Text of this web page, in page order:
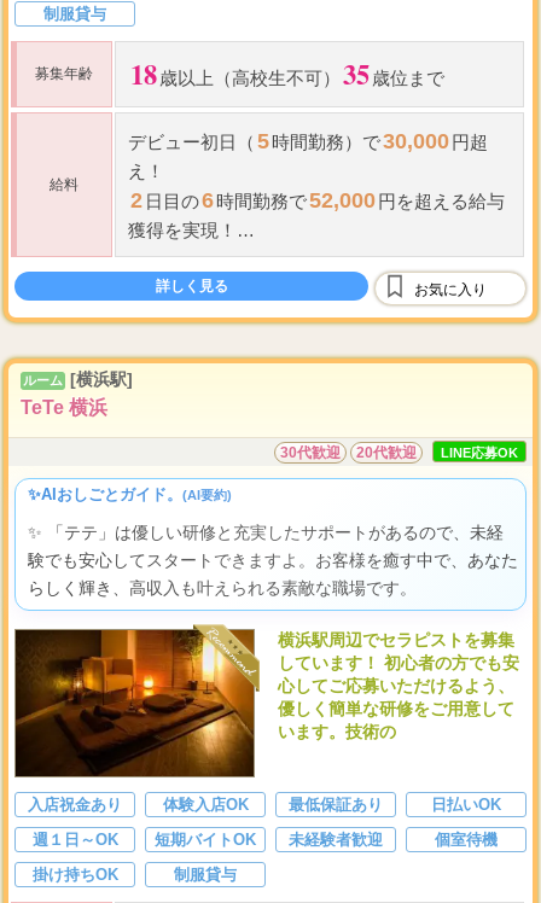
制服貸与
募集年齢 18歳以上（高校生不可） 35歳位まで
給料
デビュー初日（ 5時間勤務）で30,000円超
え！
2 日目の6時間勤務で52,000円を超える給与
獲得を実現！
入店後即時オプションフルバック対応！条件一
切なし！
詳しく見る お気に入り
ルーム [横浜駅]
TeTe 横浜
30代歓迎 20代歓迎 LINE応募OK
✨AIおしごとガイド。 (AI要約)
✨ 「テテ」は優しい研修と充実したサポートがあるので、未経
験でも安心してスタートできますよ。お客様を癒す中で、あなた
らしく輝き、高収入も叶えられる素敵な職場です。
横浜駅周辺でセラピストを募集
しています！ 初心者の方でも安
心してご応募いただけるよう、
優しく簡単な研修をご用意して
います。技術の
入店祝金あり 体験入店OK 最低保証あり
日払いOK
週１日～OK
短期バイトOK 未経験者歓迎
個室待機
掛け持ちOK
制服貸与